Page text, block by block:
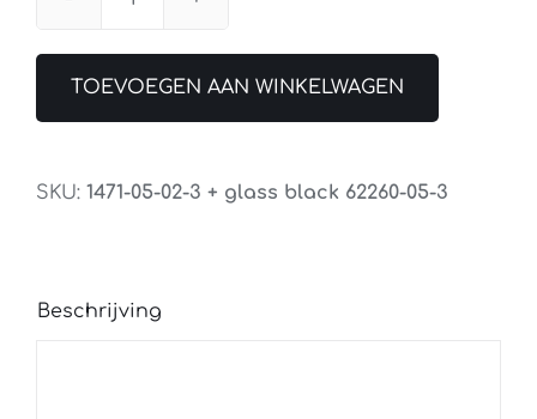
Vloerlamp
Bounty
TOEVOEGEN AAN WINKELWAGEN
SKU: 1471-05-02-3 + glass black 62260-05-3
Beschrijving